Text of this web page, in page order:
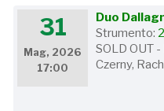
31
Mag, 2026
17:00
Duo
Strumento:
SOLD OUT
Czerny,